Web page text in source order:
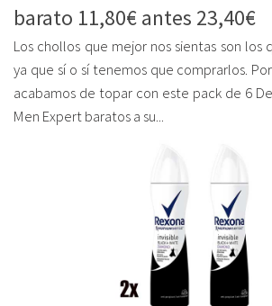
barato 11,80€ antes 23,40€
Los chollos que mejor nos sientas son los
ya que sí o sí tenemos que comprarlos.
acabamos de topar con este pack de 6
Men Expert baratos a su...